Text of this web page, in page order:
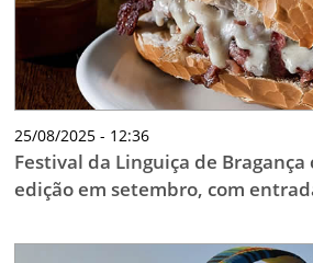
25/08/2025 - 12:36
Festival da Linguiça de
edição em setembro, com